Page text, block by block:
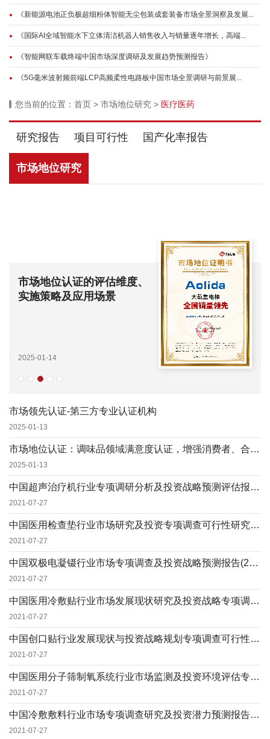
《新能源电池正负极超细粉体智能无尘包装成套装备市场全景洞察及发展...
《国际AI全域智能水下立体清洁机器人销售收入与销量逐年增长，高端...
《智能网联车载终端中国市场深度调研及发展趋势预测报告》
《5G毫米波射频前端LCP高频柔性电路板中国市场全景调研与前景展...
您当前的位置： 首页 > 市场地位研究 > 医疗医药
研究报告 项目可行性 国产化率报告
市场地位研究
市场地位认证的评估维度、
实施策略及应用场景
2025-01-14
市场领先认证-第三方专业认证机构
2025-01-13
市场地位认证：调味品领域满意度认证，增强消费者、合作伙伴和投资者信任
2025-01-13
中国超声治疗机行业专项调研分析及投资战略预测评估报告(2021定制版)
2021-07-27
中国医用检查垫行业市场研究及投资专项调查可行性研究报告(2021定制版)
2021-07-27
中国双极电凝镊行业市场专项调查及投资战略预测报告(2021定制版)
2021-07-27
中国医用冷敷贴行业市场发展现状研究及投资战略专项调查咨询报告(2021定制版)
2021-07-27
中国创口贴行业发展现状与投资战略规划专项调查可行性报告(2021定制版)
2021-07-27
中国医用分子筛制氧系统行业市场监测及投资环境评估专项调查报告(2021定制版)
2021-07-27
中国冷敷敷料行业市场专项调查研究及投资潜力预测报告(2021定制版)
2021-07-27